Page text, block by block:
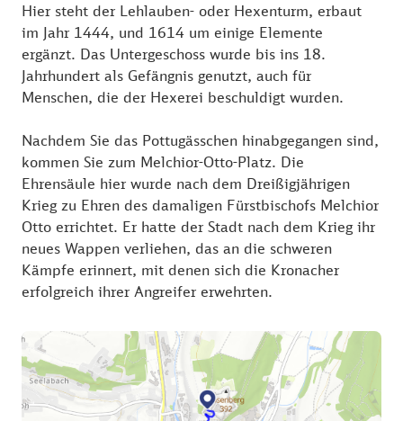
Hier steht der Lehlauben- oder Hexenturm, erbaut
im Jahr 1444, und 1614 um einige Elemente
ergänzt. Das Untergeschoss wurde bis ins 18.
Jahrhundert als Gefängnis genutzt, auch für
Menschen, die der Hexerei beschuldigt wurden.
Nachdem Sie das Pottugässchen hinabgegangen sind,
kommen Sie zum Melchior-Otto-Platz. Die
Ehrensäule hier wurde nach dem Dreißigjährigen
Krieg zu Ehren des damaligen Fürstbischofs Melchior
Otto errichtet. Er hatte der Stadt nach dem Krieg ihr
neues Wappen verliehen, das an die schweren
Kämpfe erinnert, mit denen sich die Kronacher
erfolgreich ihrer Angreifer erwehrten.